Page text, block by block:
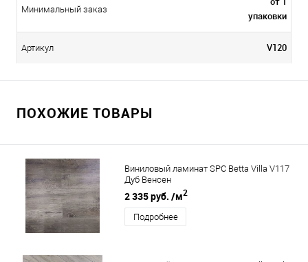
Минимальный заказ
упаковки
Артикул V120
ПОХОЖИЕ ТОВАРЫ
Виниловый ламинат SPC Betta Villa V117
Дуб Венсен
2 335 руб. /м2
Подробнее